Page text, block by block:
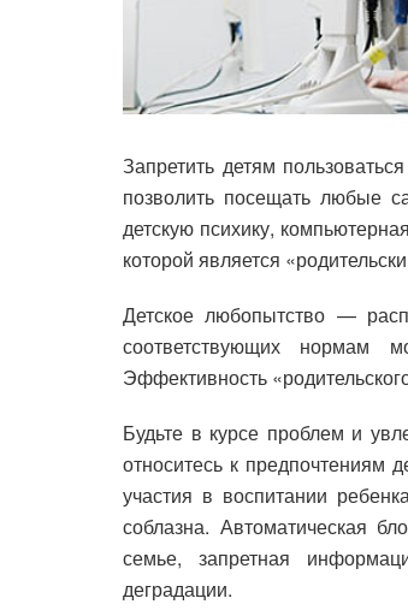
Запретить детям
позволить посещать любые
детскую психику,
которой является
Детское любопытство —
соответствующих нормам
Эффективность
Будьте в курсе проблем и
относитесь к предпочтениям
участия в воспитании
соблазна. Автоматическая
семье, запретная
деградации.